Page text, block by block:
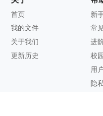
首页
我的文件
关于我们
更新历史
新
常
进
校
用
隐